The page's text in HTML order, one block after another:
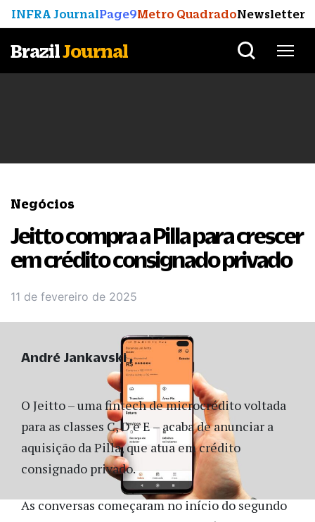
INFRA JournalPage9Metro QuadradoNewsletter
BrazilJournal
Negócios
Jeitto compra a Pilla para crescer
em crédito consignado privado
11 de fevereiro de 2025
O Jeitto – uma fintech de microcrédito voltada
para as classes C, D e E – acaba de anunciar a
aquisição da Pilla, que atua em crédito
consignado privado.
As conversas começaram no início do segundo
André Jankavski